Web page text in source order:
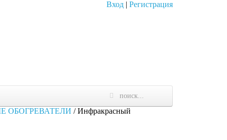
Вход | Регистрация
ОБОГРЕВАТЕЛИ/Инфракрасный